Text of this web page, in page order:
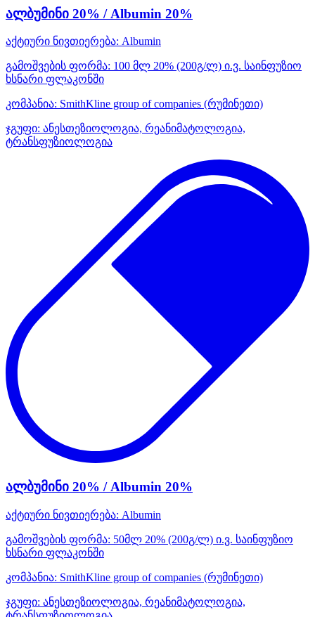
ალბუმინი 20% / Albumin 20%
აქტიური ნივთიერება: Albumin
გამოშვების ფორმა: 100 მლ 20% (200გ/ლ) ი.ვ. საინფუზიო
ხსნარი ფლაკონში
კომპანია: SmithKline group of companies (რუმინეთი)
ჯგუფი: ანესთეზიოლოგია, რეანიმატოლოგია,
ტრანსფუზიოლოგია
ალბუმინი 20% / Albumin 20%
აქტიური ნივთიერება: Albumin
გამოშვების ფორმა: 50მლ 20% (200გ/ლ) ი.ვ. საინფუზიო
ხსნარი ფლაკონში
კომპანია: SmithKline group of companies (რუმინეთი)
ჯგუფი: ანესთეზიოლოგია, რეანიმატოლოგია,